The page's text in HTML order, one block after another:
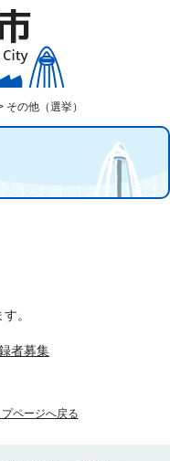
その他（選挙）
。
者募集
プページへ戻る